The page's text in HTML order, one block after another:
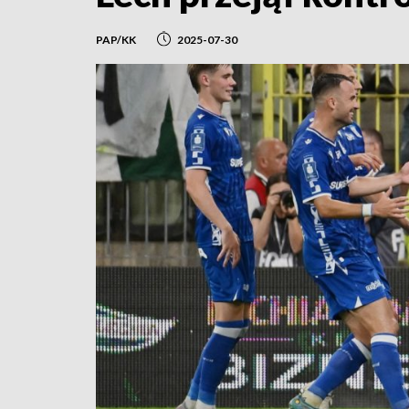
PAP/KK 2025-07-30